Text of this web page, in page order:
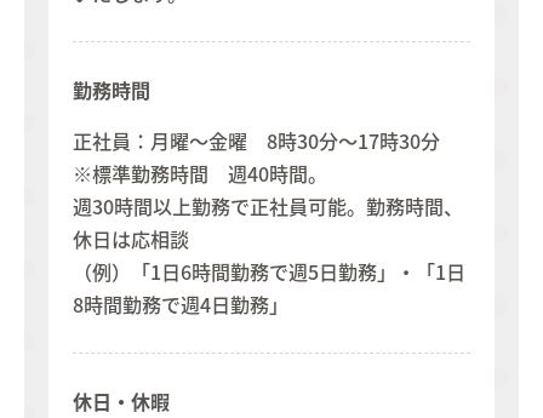
勤務時間
正社員：月曜～金曜 8時30分～17時30分
※標準勤務時間 週40時間。
週30時間以上勤務で正社員可能。勤務時間、
休日は応相談
（例）「1日6時間勤務で週5日勤務」・「1日
8時間勤務で週4日勤務」
休日・休暇